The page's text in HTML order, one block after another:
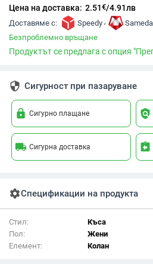
Цена на доставка: 2.51€/4.91лв
Доставяме с: Speedy ,
Безпроблемно връщане
Продуктът се предлага с опция
security Сигурност при пазаруване
lock Сигурно плащане policy
local_shipping Сигурна доставка assignment_return
settingsСпецификации на продукта
Стил:
Къса
Пол:
Жени
Елемент:
Колан